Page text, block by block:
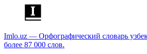
Imlo.uz — Орфографический словарь
более 87 000 слов.